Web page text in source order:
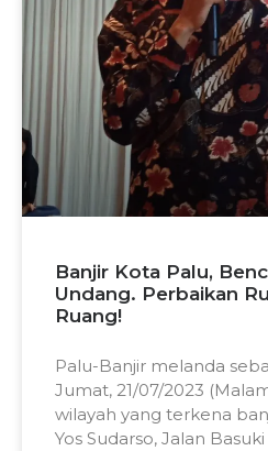
Banjir Kota Palu,
Undang. Perbaikan
Ruang!
Palu-Banjir melanda
Jumat, 21/07/2023
wilayah yang terkena
Yos Sudarso, Jalan